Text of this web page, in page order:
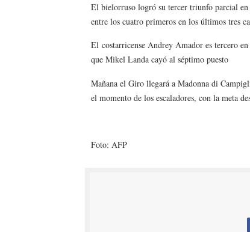
El bielorruso logró su tercer triunfo parcial
entre los cuatro primeros en los últimos tres
El costarricense Andrey Amador es tercero
que Mikel Landa cayó al séptimo puesto
Mañana el Giro llegará a Madonna di
el momento de los escaladores, con la meta
Foto: AFP